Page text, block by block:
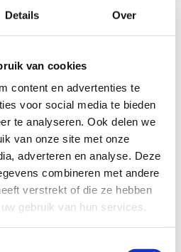
Details Over
van cookies
content en advertenties te
voor social media te bieden
te analyseren. Ook delen we
van onze site met onze
adverteren en analyse. Deze
combineren met andere
verstrekt of die ze hebben
gebruik van hun services.